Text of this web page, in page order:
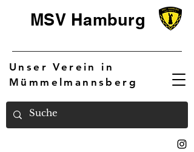
MSV Hamburg
Unser Verein in
Mümmelmannsberg